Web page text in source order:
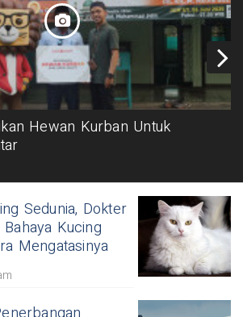
Hewan Kurban Untuk
Sedunia, Dokter
Kucing
Mengatasinya